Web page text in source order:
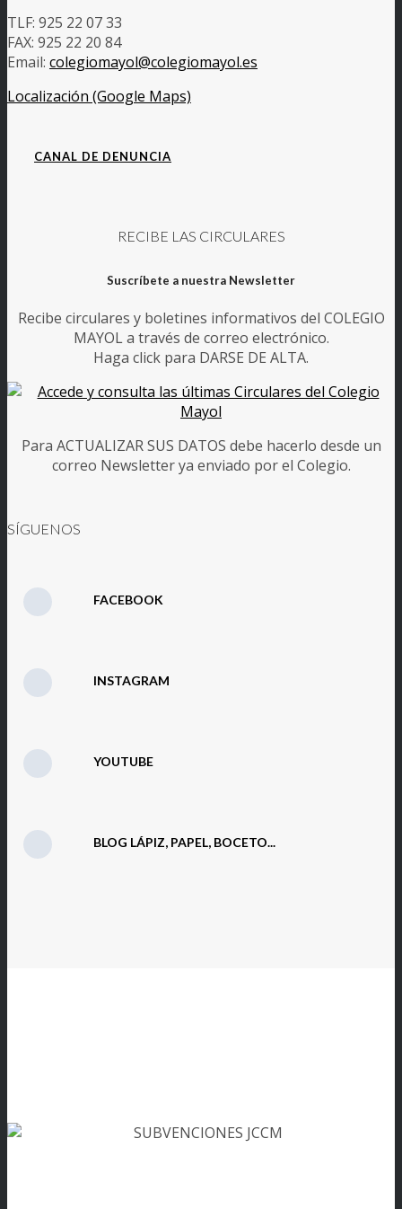
TLF: 925 22 07 33
FAX: 925 22 20 84
Email: colegiomayol@colegiomayol.es
Localización (Google Maps)
CANAL DE DENUNCIA
RECIBE LAS CIRCULARES
Suscríbete a nuestra Newsletter
Recibe circulares y boletines informativos del COLEGIO
MAYOL a través de correo electrónico.
Haga click para DARSE DE ALTA.
Para ACTUALIZAR SUS DATOS debe hacerlo desde un
correo Newsletter ya enviado por el Colegio.
SÍGUENOS
FACEBOOK
INSTAGRAM
YOUTUBE
BLOG LÁPIZ, PAPEL, BOCETO...